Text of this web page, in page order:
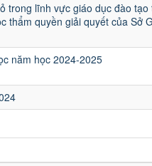
trong lĩnh vực giáo dục đào tạo
thẩm quyền giải quyết của Sở
năm học 2024-2025